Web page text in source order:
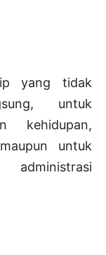
yang tidak
untuk
kehidupan,
untuk
administrasi